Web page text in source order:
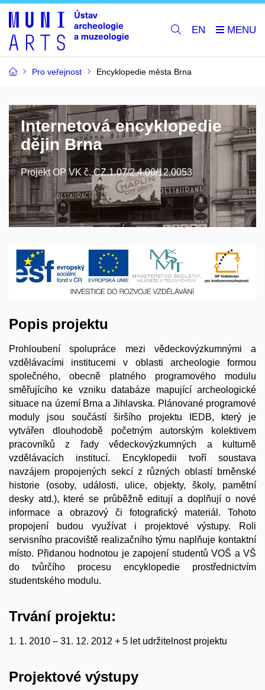
EN
Pro veřejnost Encyklopedie města Brna
Internetová encyklopedie
dějin Brna
Projekt OP VK č. CZ.1.07/2.4.00/12.0053
Popis projektu
Prohloubení spolupráce mezi vědeckovýzkumnými a
vzdělávacími institucemi v oblasti archeologie formou
společného, obecně platného programového modulu
směřujícího ke vzniku databáze mapující archeologické
situace na území Brna a Jihlavska. Plánované programové
moduly jsou součástí širšího projektu IEDB, který je
vytvářen dlouhodobě početným autorským kolektivem
pracovníků z řady vědeckovýzkumných a kulturně
vzdělávacích institucí. Encyklopedii tvoří soustava
navzájem propojených sekcí z různých oblastí brněnské
historie (osoby, události, ulice, objekty, školy, pamětní
desky atd.), které se průběžně editují a doplňují o nové
informace a obrazový či fotografický materiál. Tohoto
propojení budou využívat i projektové výstupy. Roli
servisního pracoviště realizačního týmu naplňuje kontaktní
místo. Přidanou hodnotou je zapojení studentů VOŠ a VŠ
do tvůrčího procesu encyklopedie prostřednictvím
studentského modulu.
Trvání projektu:
1. 1. 2010 – 31. 12. 2012 + 5 let udržitelnost projektu
Projektové výstupy